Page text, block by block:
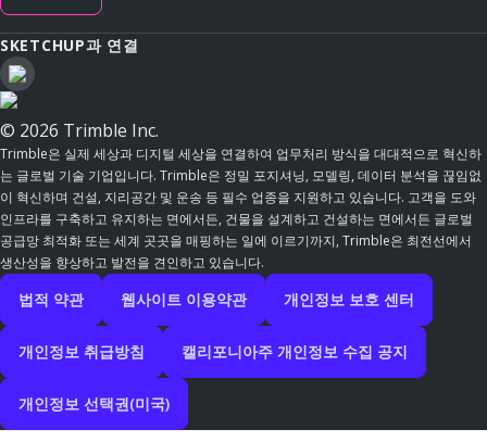
SKETCHUP과 연결
© 2026 Trimble Inc.
Trimble은 실제 세상과 디지털 세상을 연결하여 업무처리 방식을 대대적으로 혁신하
는 글로벌 기술 기업입니다. Trimble은 정밀 포지셔닝, 모델링, 데이터 분석을 끊임없
이 혁신하며 건설, 지리공간 및 운송 등 필수 업종을 지원하고 있습니다. 고객을 도와
인프라를 구축하고 유지하는 면에서든, 건물을 설계하고 건설하는 면에서든 글로벌
공급망 최적화 또는 세계 곳곳을 매핑하는 일에 이르기까지, Trimble은 최전선에서
생산성을 향상하고 발전을 견인하고 있습니다.
법적 약관 웹사이트 이용약관 개인정보 보호 센터
개인정보 취급방침 캘리포니아주 개인정보 수집 공지
개인정보 선택권(미국)